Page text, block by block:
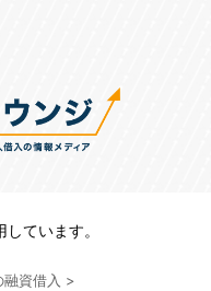
ています。
資借入 >